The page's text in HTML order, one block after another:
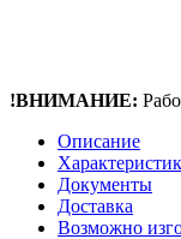
!ВНИМАНИЕ:
Описание
Документы
Доставка
Возможно